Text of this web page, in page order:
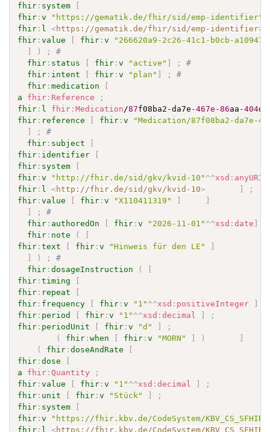
fhir : system
fhir :v "https://gematik.de/fhir/sid/emp-identifier"
fhir : l <https://gematik.de/fhir/sid/emp-identifier>
fhir :value fhir :v
"266620a9-2c26-41c1-b0cb-
) ;
#
fhir : status fhir :v "active" ;
#
fhir : intent fhir :v "plan" ;
#
fhir :medication
a
fhir : Reference
;
fhir : l fhir :Medication /87f08ba2-da7e -467e-86aa -404
fhir : reference fhir :v
"Medication/87f08ba2-da7e-
;
#
fhir : subject
fhir : identifier
fhir : system
fhir :v "http://fhir.de/sid/gkv/kvid-10" ^^xsd : anyURI
fhir : l <http://fhir.de/sid/gkv/kvid-10>
;
fhir :value fhir :v "X110411319"
;
#
fhir : authoredOn fhir :v "2026-11-01" ^^xsd :date
fhir : note (
fhir :text fhir :v "Hinweis für den LE"
) ;
#
fhir :dosageInstruction (
fhir :timing
fhir : repeat
fhir : frequency fhir :v "1" ^^xsd : positiveInteger
fhir : period fhir :v "1" ^^xsd :decimal
;
fhir : periodUnit fhir :v "d"
;
(
fhir :when fhir :v "MORN" )
(
fhir :doseAndRate
fhir :dose
a
fhir :Quantity
;
fhir :value fhir :v "1" ^^xsd :decimal
;
fhir : unit fhir :v "Stück"
;
fhir : system
fhir :v
"https://fhir.kbv.de/CodeSystem/
fhir : l <https://fhir.kbv.de/CodeSystem/